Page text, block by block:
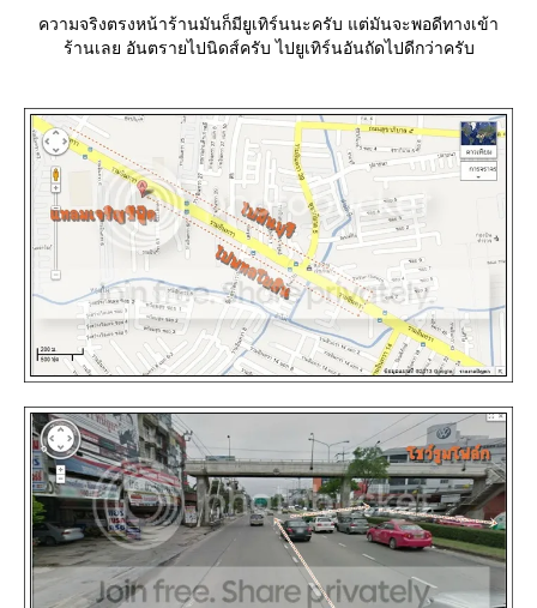
ความจริงตรงหน้าร้านมันก็มียูเทิร์นนะครับ แต่มันจะพอดีทางเข้า
ร้านเลย อันตรายไปนิดส์ครับ ไปยูเทิร์นอันถัดไปดีกว่าครับ